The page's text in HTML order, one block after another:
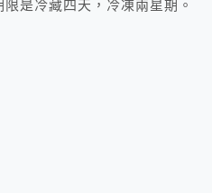
是冷藏四天，冷凍兩星期。